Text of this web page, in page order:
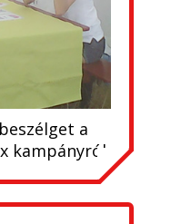
a
kampányról